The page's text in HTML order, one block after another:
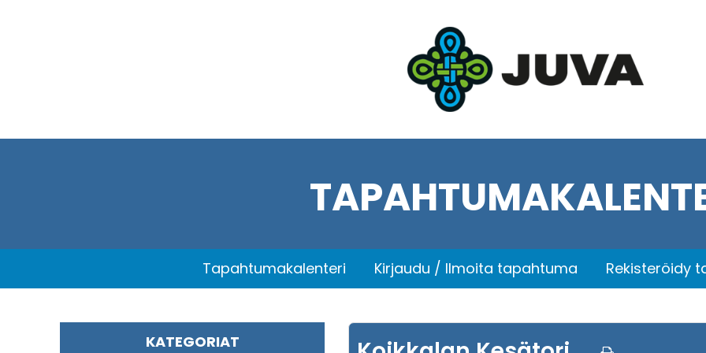
Tapahtumakalenteri Kirjaudu / Ilmoita tapahtuma Rekisteröidy
KATEGORIAT